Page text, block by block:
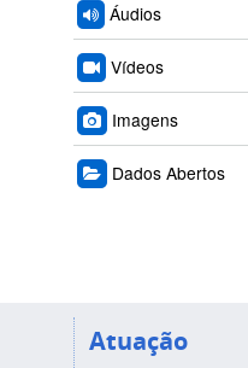
Áudios
Vídeos
Imagens
Dados Abertos
Atuação